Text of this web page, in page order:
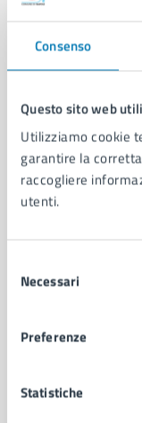
Consenso
Questo sito web
Utilizziamo cookie
garantire la
raccogliere
utenti.
delNecessari
Preferenze
Statistiche
AMMINISTRAZIONE
Aree amministrative
Organi di governo
Municipalità
Politici
Intranet, posta
CATEGORIE DI SERVIZIO